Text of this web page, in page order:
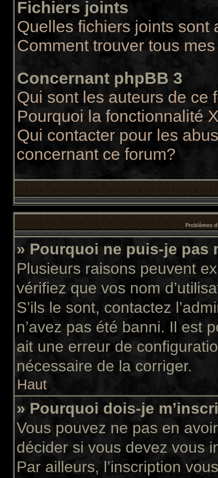
Fichiers joints
Quelles fichiers joints sont
Comment trouver tous
Concernant phpBB 3
Qui sont les auteurs de ce
Pourquoi la fonctionnalité
Qui contacter pour les
concernant ce forum?
Problèmes
» Pourquoi ne puis-je pas
Plusieurs raisons peuvent
vérifiez que vos nom
S’ils le sont, contactez
n’avez pas été banni. Il est
ait une erreur de
nécessaire de la corriger.
Haut
» Pourquoi dois-je
Vous pouvez ne pas en
décider si vous devez vous
Par ailleurs, l’inscription